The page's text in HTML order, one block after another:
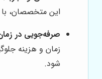
این متخصصان، با
صرفه‌جویی در
زمان و هزینه
شود.